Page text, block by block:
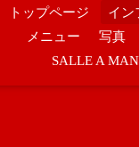
トップページ イン
メニュー
写真
SALLE A